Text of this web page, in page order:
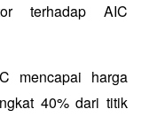
terhadap AIC
mencapai harga
40% dari titik